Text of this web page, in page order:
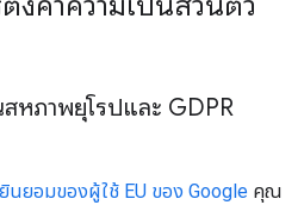
หภาพยุโรปและ GDPR
นยอมของผู้ใช้ EU ของ Google คุณ